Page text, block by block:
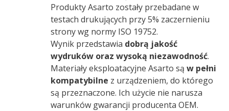
Produkty Asarto zostały przebadane w
testach drukujących przy 5% zaczernieniu
strony wg normy ISO 19752.
Wynik przedstawia dobrą jakość
wydruków oraz wysoką niezawodność.
Materiały eksploatacyjne Asarto są w pełni
kompatybilne z urządzeniem, do którego
są przeznaczone. Ich użycie nie narusza
warunków gwarancji producenta OEM.